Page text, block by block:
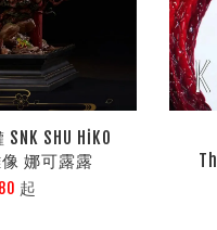
SHU HiKO
娜可露露
起